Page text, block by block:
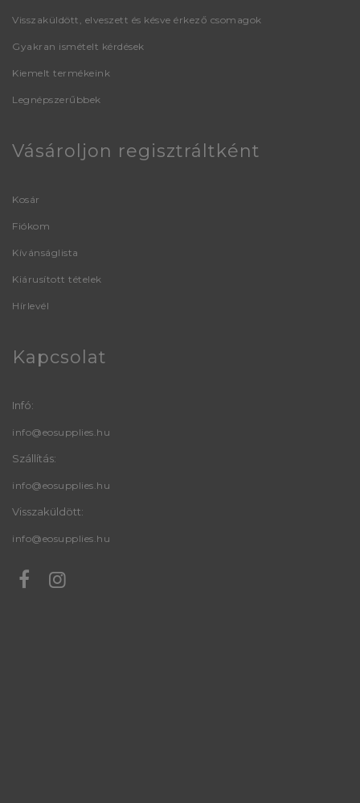
Visszaküldött, elveszett és késve érkező csomagok
Gyakran ismételt kérdések
Kiemelt termékeink
Legnépszerűbbek
Vásároljon regisztráltként
Kosár
Fiókom
Kívánságlista
Kiárusított tételek
Hírlevél
Kapcsolat
Infó:
info@eosupplies.hu
Szállítás:
info@eosupplies.hu
Visszaküldött:
info@eosupplies.hu